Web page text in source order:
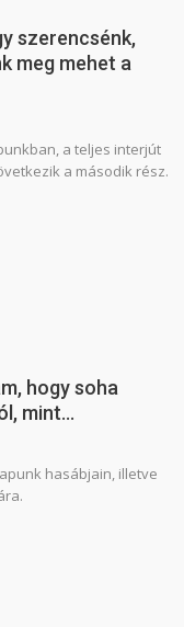
szerencsénk,
meg mehet a
a teljes interjút
a második rész.
hogy soha
mint…
hasábjain, illetve